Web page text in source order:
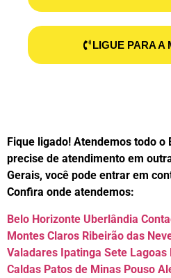
LIGUE PARA A
Fique ligado! Atendemos todo o
precise de atendimento em
Gerais, você pode entrar em
Confira onde atendemos:
Belo Horizonte Uberlândia
Montes Claros Ribeirão das
Valadares Ipatinga Sete
Caldas Patos de Minas Pouso